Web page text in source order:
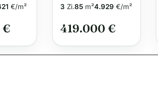
€/m²
€
3 Zi.85 m²4.929 €/m²
419.000 €